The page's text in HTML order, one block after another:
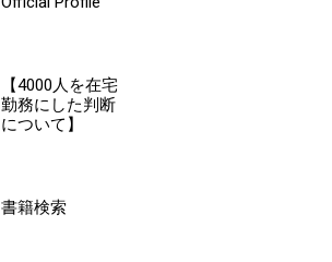
【4000人を在宅
勤務にした判断
について】
書籍検索